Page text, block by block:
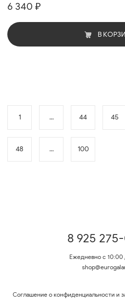
6 340 ₽
В
1 ... 44 45
48 ... 100
8 925
Ежедневно с
Соглашение о конфиденциальности и